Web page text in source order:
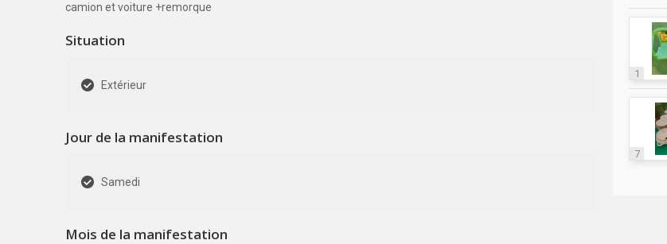
camion et voiture +remorque
Situation
Extérieur
Jour de la manifestation
Samedi
Mois de la manifestation
1
7